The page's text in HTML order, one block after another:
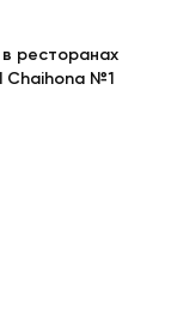
ресторанах
Chaihona №1